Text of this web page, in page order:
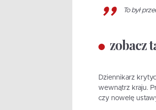
To był
zobacz
Dziennikarz
wewnątrz kraju.
czy nowelę